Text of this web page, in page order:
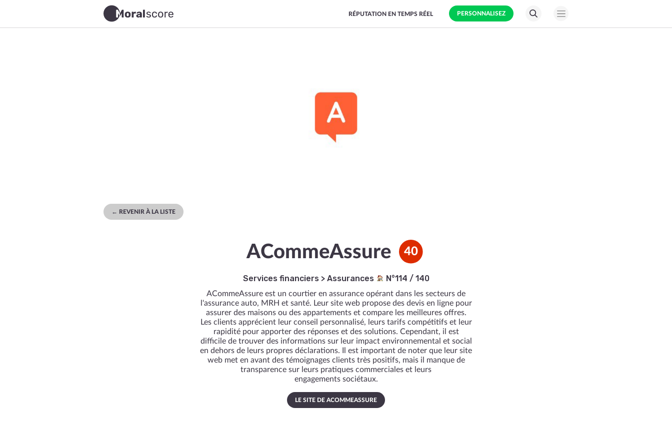
PERSONNALISEZ
RÉPUTATION EN TEMPS RÉEL
← REVENIR À LA LISTE
ACommeAssure 40
Services financiers> Assurances N°114 / 140
ACommeAssure est un courtier en assurance opérant dans les secteurs de
l'assurance auto, MRH et santé. Leur site web propose des devis en ligne pour
assurer des maisons ou des appartements et compare les meilleures offres.
Les clients apprécient leur conseil personnalisé, leurs tarifs compétitifs et leur
rapidité pour apporter des réponses et des solutions. Cependant, il est
difficile de trouver des informations sur leur impact environnemental et social
en dehors de leurs propres déclarations. Il est important de noter que leur site
web met en avant des témoignages clients très positifs, mais il manque de
transparence sur leurs pratiques commerciales et leurs
engagements sociétaux.
LE SITE DE ACOMMEASSURE